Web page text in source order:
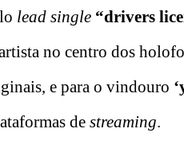
lead single “drivers
no centro dos
e para o vindouro
de streaming.